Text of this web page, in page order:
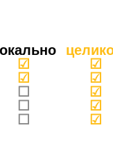
☑
☑
☐
☐
☐
☑
☑
☑
☑
☑